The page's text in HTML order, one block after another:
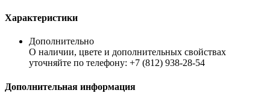
Характеристики
Дополнительно
О наличии, цвете и дополнительных свойствах
уточняйте по телефону: +7 (812) 938-28-54
Дополнительная информация